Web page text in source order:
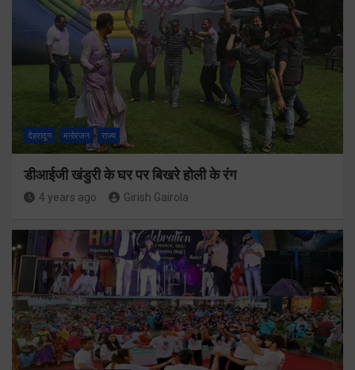
देहरादून मनोरंजन राज्य
डीआईजी खंडुरी के घर पर बिखरे होली के रंग
4 years ago Girish Gairola